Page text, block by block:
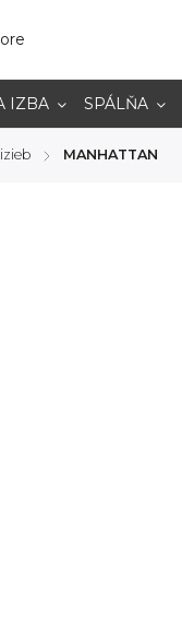
IZBA SPÁLŇA
/ MANHATTAN